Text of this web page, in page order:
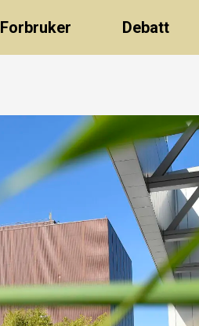
Forbruker Debatt